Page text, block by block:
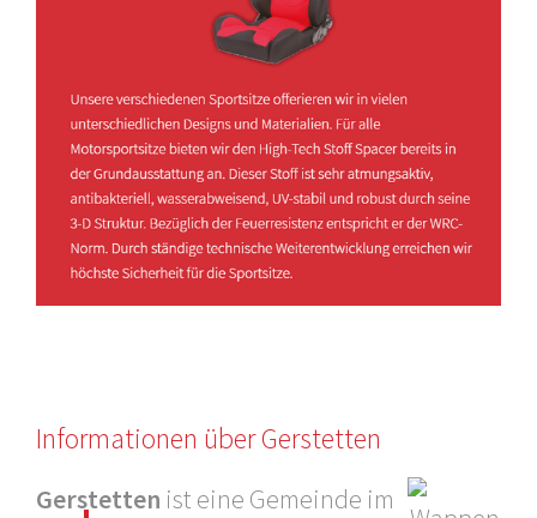
Informationen über Gerstetten
Gerstetten ist eine Gemeinde im